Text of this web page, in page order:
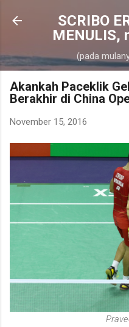
Skip to
SCRIBO
MENULIS,
(pada
Akankah Paceklik
Berakhir di China
November 15, 2016